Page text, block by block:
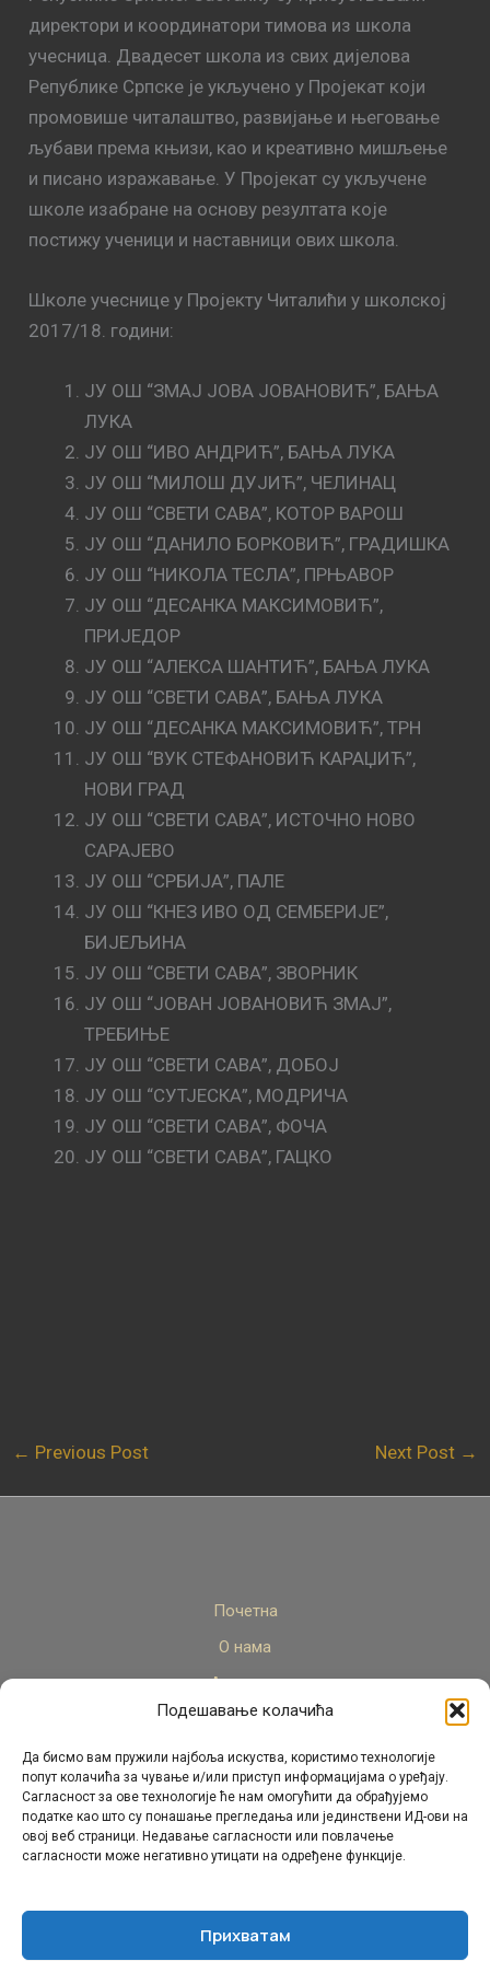
Подешавање колачића
Да бисмо вам пружили најбоља искуства, користимо технологије
попут колачића за чување и/или приступ информацијама о уређају.
Сагласност за ове технологије ће нам омогућити да обрађујемо
податке као што су понашање прегледања или јединствени ИД-ови на
овој веб страници. Недавање сагласности или повлачење
сагласности може негативно утицати на одређене функције.
Прихватам
директори и координатори тимова из школа
учесница. Двадесет школа из свих дијелова
Републике Српске је укључено у Пројекат који
промовише читалаштво, развијање и његовање
љубави према књизи, као и креативно мишљење
и писано изражавање. У Пројекат су укључене
школе изабране на основу резултата које
постижу ученици и наставници ових школа.
Школе учеснице у Пројекту Читалићи у школској
2017/18. години:
ЈУ ОШ “ЗМАЈ ЈОВА ЈОВАНОВИЋ”, БАЊА
ЛУКА
ЈУ ОШ “ИВО АНДРИЋ”, БАЊА ЛУКА
ЈУ ОШ “МИЛОШ ДУЈИЋ”, ЧЕЛИНАЦ
ЈУ ОШ “СВЕТИ САВА”, КОТОР ВАРОШ
ЈУ ОШ “ДАНИЛО БОРКОВИЋ”, ГРАДИШКА
ЈУ ОШ “НИКОЛА ТЕСЛА”, ПРЊАВОР
ЈУ ОШ “ДЕСАНКА МАКСИМОВИЋ”,
ПРИЈЕДОР
ЈУ ОШ “АЛЕКСА ШАНТИЋ”, БАЊА ЛУКА
ЈУ ОШ “СВЕТИ САВА”, БАЊА ЛУКА
ЈУ ОШ “ДЕСАНКА МАКСИМОВИЋ”, ТРН
ЈУ ОШ “ВУК СТЕФАНОВИЋ КАРАЏИЋ”,
НОВИ ГРАД
ЈУ ОШ “СВЕТИ САВА”, ИСТОЧНО НОВО
САРАЈЕВО
ЈУ ОШ “СРБИЈА”, ПАЛЕ
ЈУ ОШ “КНЕЗ ИВО ОД СЕМБЕРИЈЕ”,
БИЈЕЉИНА
ЈУ ОШ “СВЕТИ САВА”, ЗВОРНИК
ЈУ ОШ “ЈОВАН ЈОВАНОВИЋ ЗМАЈ”,
ТРЕБИЊЕ
ЈУ ОШ “СВЕТИ САВА”, ДОБОЈ
ЈУ ОШ “СУТЈЕСКА”, МОДРИЧА
ЈУ ОШ “СВЕТИ САВА”, ФОЧА
ЈУ ОШ “СВЕТИ САВА”, ГАЦКО
← Previous Post Next Post →
Почетна
О нама
Актуелно
Стручни кадар
Пројекти
Архива
Контакт